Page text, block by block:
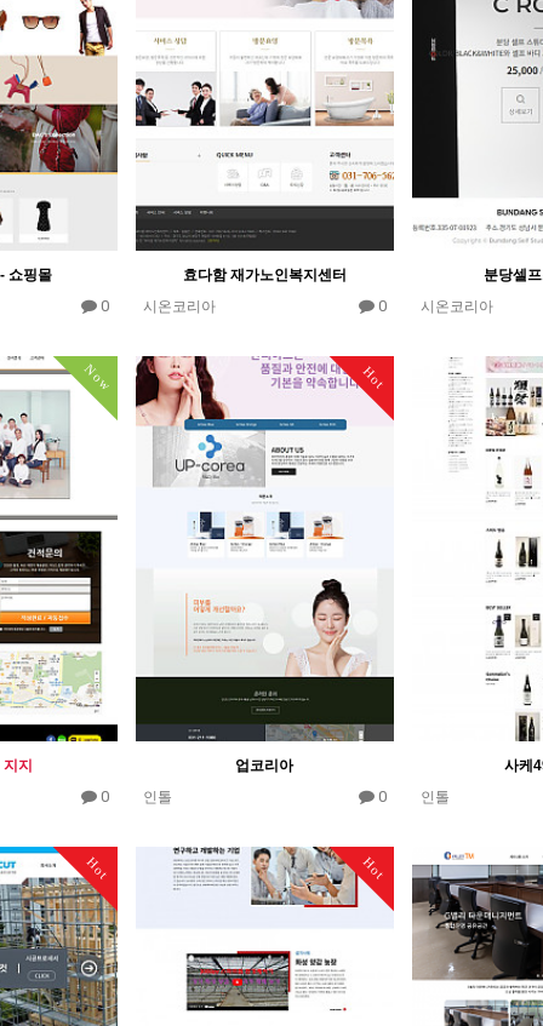
쇼핑몰
0
효다함 재가노인복지센터
시온코리아
0
분당셀
시온코리아
Now
지지
0
Hot
업코리아
인톨
0
사케
인톨
Hot Hot